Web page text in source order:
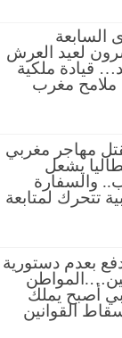
السابعة
لعيد العرش
قيادة ملكية
مغرب
مهاجر مغربي
يشعل
والسفارة
تتحرك لمتابعة
بعدم دستورية
أصبح يملك
القوانين